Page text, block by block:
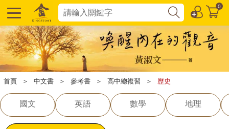
0
首頁 ＞ 中文書 ＞ 參考書 ＞ 高中總複習 ＞ 歷史
國文 英語 數學 地理